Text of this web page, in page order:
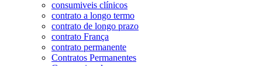
consumiveis clínicos
contrato a longo termo
contrato de longo prazo
contrato França
contrato permanente
Contratos Permanentes